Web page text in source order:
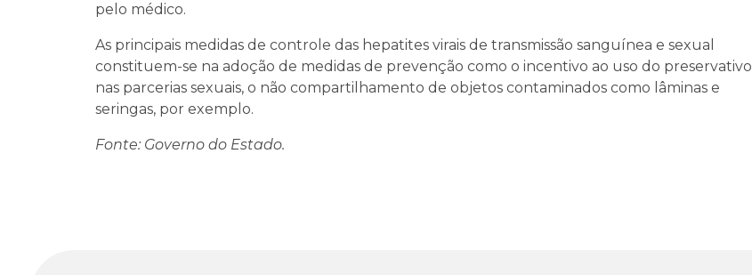
pelo médico.
As principais medidas de controle das hepatites virais de transmissão sanguínea e sexual
constituem-se na adoção de medidas de prevenção como o incentivo ao uso do preservativo
nas parcerias sexuais, o não compartilhamento de objetos contaminados como lâminas e
seringas, por exemplo.
Fonte: Governo do Estado.